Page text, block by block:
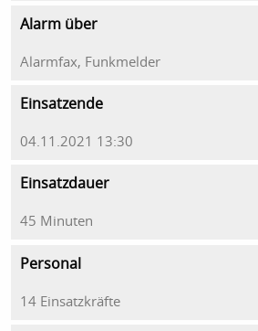
Alarm über
Alarmfax, Funkmelder
Einsatzende
04.11.2021 13:30
Einsatzdauer
45 Minuten
Personal
14 Einsatzkräfte